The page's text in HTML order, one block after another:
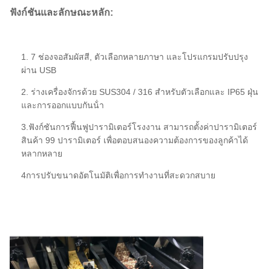
โฮปเปอร์ปริมาณ
พลังงาน
50HZ/60HZ, 1.0KW
950mm ((H)
น้ําหนักของบรรจุ 230 กิโลกรัม
ฟังก์ชันและลักษณะหลัก:
1. 7 ช่องจอสัมผัสสี, ตัวเลือกหลายภาษา และโปรแกรมปรับปรุง
ผ่าน USB
2. ร่างเครื่องจักรด้วย SUS304 / 316 สําหรับตัวเลือกและ IP65 ฝุ่น
และการออกแบบกันน้ํา
3.ฟังก์ชันการฟื้นฟูปารามิเตอร์โรงงาน สามารถตั้งค่าปารามิเตอร์
สินค้า 99 ปารามิเตอร์ เพื่อตอบสนองความต้องการของลูกค้าได้
หลากหลาย
4การปรับขนาดอัตโนมัติเพื่อการทํางานที่สะดวกสบาย